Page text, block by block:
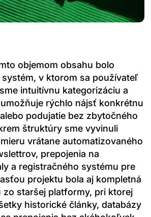
objemom obsahu bolo
v ktorom sa používateľ
intuitívnu kategorizáciu a
rýchlo nájsť konkrétnu
podujatie bez zbytočného
štruktúry sme vyvinuli
vrátane automatizovaného
prepojenia na
a registračného systému pre
projektu bola aj kompletná
zo staršej platformy, pri ktorej
historické články, databázy